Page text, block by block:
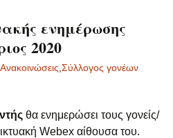
ενημέρωσης
2020
Ανακοινώσεις Σύλλογος γονέων
θα ενημερώσει τους γονείς/
Webex αίθουσα του.